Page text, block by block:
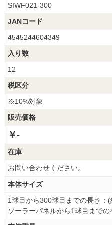
SIWF021-300
JANコード
4545244604349
入り数
12
税区分
※10%対象
販売価格
￥-
在庫
お問い合わせください。
本体サイズ
1球目から300球目までの長さ：(
ソーラーパネルから1球目まで